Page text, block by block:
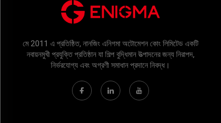
মে 2011 এ প্রতিষ্ঠিত, নানজিং এনিগমা অটোমেশন কোং লিমিটেড একটি
নবায়নমুখী প্রযুক্তি প্রতিষ্ঠান যা শিল্প বুদ্ধিমান উত্পাদনের জন্য নিরাপদ,
নির্ভরযোগ্য এবং অগ্রণী সমাধান প্রদানে নিবদ্ধ।